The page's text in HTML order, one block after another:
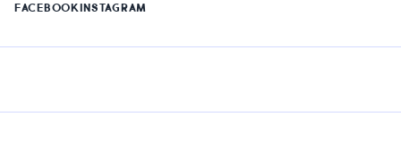
FACEBOOKINSTAGRAM